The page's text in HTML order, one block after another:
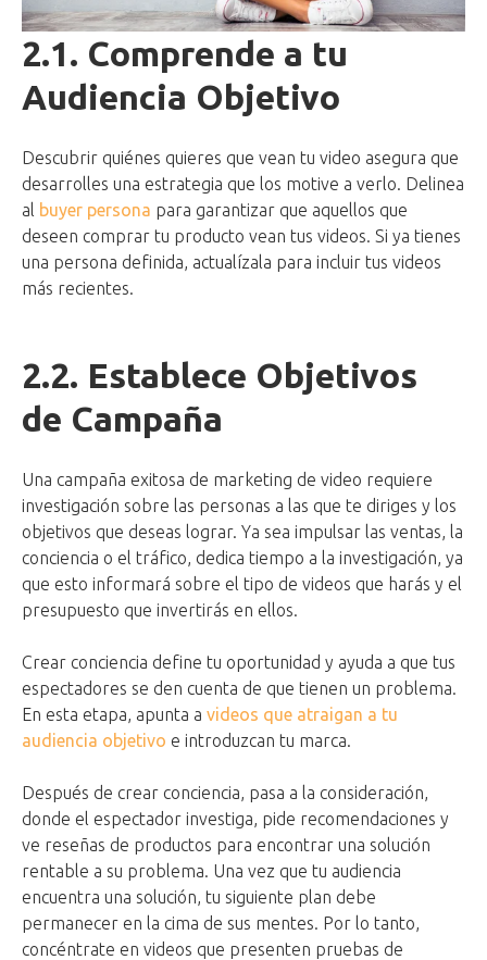
2.1. Comprende a tu
Audiencia Objetivo
Descubrir quiénes quieres que vean tu video asegura que
desarrolles una estrategia que los motive a verlo. Delinea
al
buyer persona para garantizar que aquellos que
deseen comprar tu producto vean tus videos. Si ya tienes
una persona definida, actualízala para incluir tus videos
más recientes.
2.2. Establece Objetivos
de Campaña
Una campaña exitosa de marketing de video requiere
investigación sobre las personas a las que te diriges y los
objetivos que deseas lograr. Ya sea impulsar las ventas, la
conciencia o el tráfico, dedica tiempo a la investigación, ya
que esto informará sobre el tipo de videos que harás y el
presupuesto que invertirás en ellos.
Crear conciencia define tu oportunidad y ayuda a que tus
espectadores se den cuenta de que tienen un problema.
En esta etapa, apunta a videos que atraigan a tu
audiencia objetivo e introduzcan tu marca.
Después de crear conciencia, pasa a la consideración,
donde el espectador investiga, pide recomendaciones y
ve reseñas de productos para encontrar una solución
rentable a su problema. Una vez que tu audiencia
encuentra una solución, tu siguiente plan debe
permanecer en la cima de sus mentes. Por lo tanto,
concéntrate en videos que presenten pruebas de